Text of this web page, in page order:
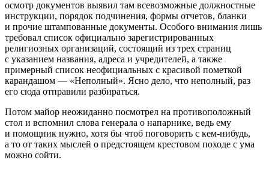
осмотр документов выявил там всевозможные должностные
инструкции, порядок подчинения, формы отчетов, бланки
и прочие штампованные документы. Особого внимания лишь
требовал список официально зарегистрированных
религиозных организаций, состоящий из трех страниц
с указанием названия, адреса и учредителей, а также
примерный список неофициальных с красивой пометкой
карандашом — «Неполный». Ясно дело, что неполный, раз
его сюда отправили разбираться.
Потом майор неожиданно посмотрел на противоположный
стол и вспомнил слова генерала о напарнике, ведь ему
и помощник нужно, хотя бы чтоб поговорить с кем-нибудь,
а то от таких мыслей о предстоящем крестовом походе с ума
можно сойти.